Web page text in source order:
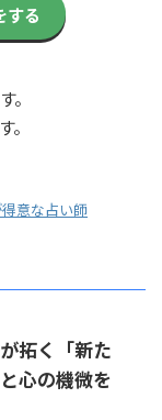
する
。
得意な占い師
拓く「新た
心の機微を